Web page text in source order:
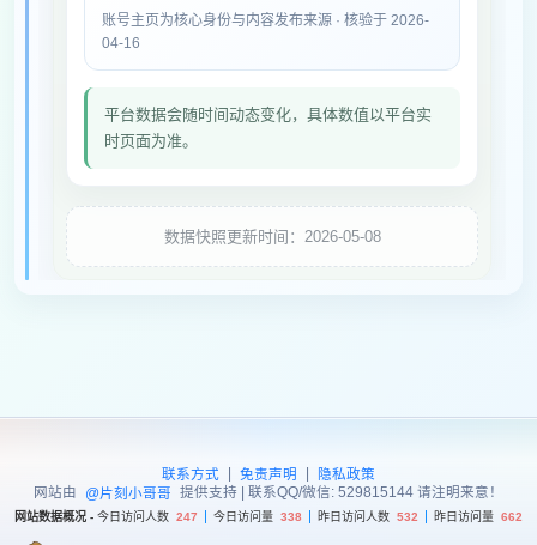
账号主页为核心身份与内容发布来源 · 核验于 2026-
04-16
平台数据会随时间动态变化，具体数值以平台实
时页面为准。
数据快照更新时间：2026-05-08
联系方式 | 免责声明 |
隐私政策
网站由
@片刻小哥哥 提供支持 | 联系QQ/微信: 529815144 请注明来意！
网站数据概况 - 今日访问人数 247 今日访问量 338 昨日访问人数 532 昨日访问量 662